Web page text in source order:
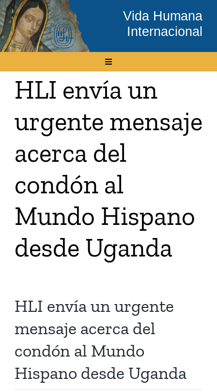
Skip
to
content
Vida Humana
Internacional
Toggle
Inicio
Conócenos
Temas
Boletín Electrónico
Media
Tienda Virtual
Cómo Donar
HLI envía un
urgente mensaje
acerca del
condón al
Mundo Hispano
desde Uganda
HLI envía un urgente
mensaje acerca del
condón al Mundo
Hispano desde Uganda